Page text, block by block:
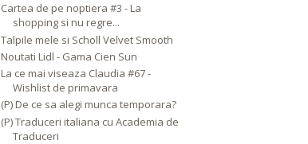
Cartea de pe noptiera #3 - La
shopping si nu regre...
Talpile mele si Scholl Velvet Smooth
Noutati Lidl - Gama Cien Sun
La ce mai viseaza Claudia #67 -
Wishlist de primavara
(P) De ce sa alegi munca temporara?
(P) Traduceri italiana cu Academia de
Traduceri